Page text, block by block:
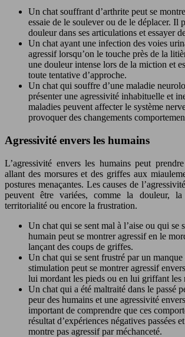
Un chat souffrant d’arthrite peut se
essaie de le soulever ou de le déplacer. Il
douleur dans ses articulations et essayer
Un chat ayant une infection des voies
agressif lorsqu’on le touche près de la
une douleur intense lors de la miction et
toute tentative d’approche.
Un chat qui souffre d’une maladie
présenter une agressivité inhabituelle et
maladies peuvent affecter le système
provoquer des changements
Agressivité envers les humains
L’agressivité envers les humains peut
allant des morsures et des griffes aux
postures menaçantes. Les causes de
peuvent être variées, comme la douleur,
territorialité ou encore la frustration.
Un chat qui se sent mal à l’aise ou qui se
humain peut se montrer agressif en le
lançant des coups de griffes.
Un chat qui se sent frustré par un manque
stimulation peut se montrer agressif
lui mordant les pieds ou en lui griffant les
Un chat qui a été maltraité dans le passé
peur des humains et une agressivité
important de comprendre que ces
résultat d’expériences négatives passées
montre pas agressif par méchanceté.